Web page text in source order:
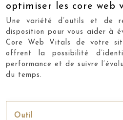
optimiser les core web
Une variété d’outils et de
disposition pour vous aider à
Core Web Vitals de votre
offrent la possibilité
performance et de suivre
du temps.
Outil